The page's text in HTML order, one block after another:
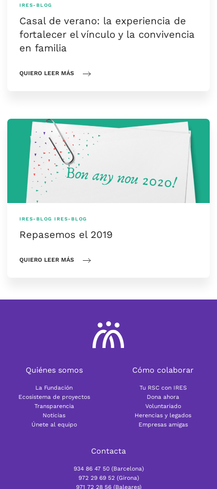
IRES-BLOG
Casal de verano: la experiencia de
fortalecer el vínculo y la convivencia
en familia
QUIERO LEER MÁS
IRES-BLOG IRES-BLOG
Repasemos el 2019
QUIERO LEER MÁS
Quiénes somos
La Fundación
Ecosistema de proyectos
Transparencia
Noticias
Únete al equipo
Cómo colaborar
Tu RSC con IRES
Dona ahora
Voluntariado
Herencias y legados
Empresas amigas
Contacta
934 86 47 50 (Barcelona)
972 29 69 52 (Girona)
971 72 28 56 (Baleares)